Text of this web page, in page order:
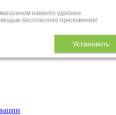
намного удобнее
бесплатного приложения!
Установить